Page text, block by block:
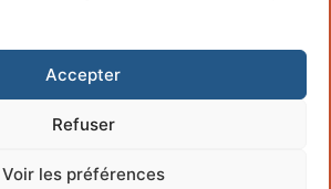
Accepter
Refuser
Voir les préférences
Propulsé parCustomify